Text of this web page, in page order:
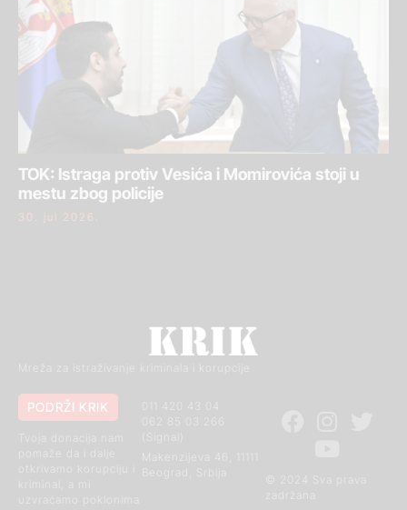
TOK: Istraga protiv Vesića i Momirovića stoji u
mestu zbog policije
30. jul 2026.
Mreža za istraživanje kriminala i korupcije
© 2024 Sva prava
011 420 43 04
Makenzijeva 46, 11111
PODRŽI KRIK
otkrivamo korupciju i
kriminal, a mi
uzvraćamo poklonima